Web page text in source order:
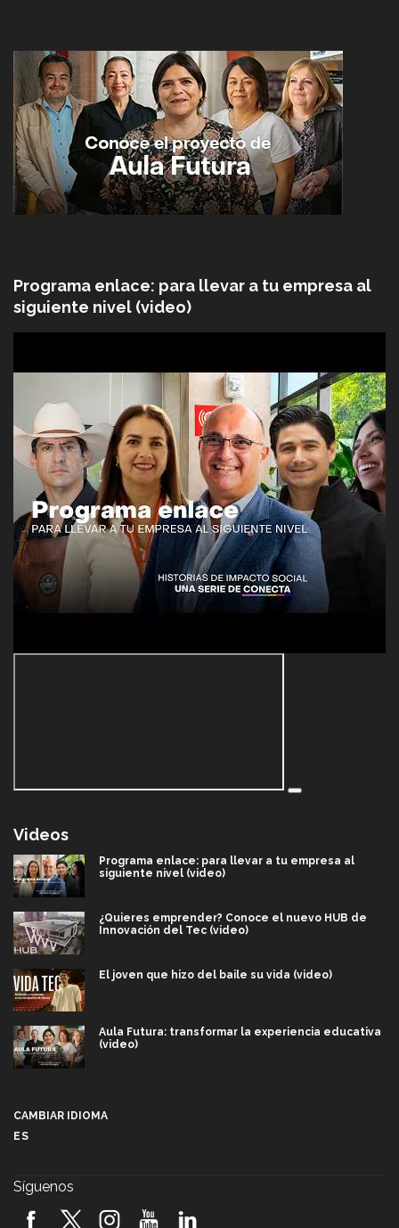
Programa enlace: para llevar a tu empresa al
siguiente nivel (video)
Videos
Programa enlace: para llevar a tu empresa al
siguiente nivel (video)
¿Quieres emprender? Conoce el nuevo HUB de
Innovación del Tec (video)
El joven que hizo del baile su vida (video)
Aula Futura: transformar la experiencia educativa
(video)
2026! (video)
CAMBIAR IDIOMA
ES
Síguenos